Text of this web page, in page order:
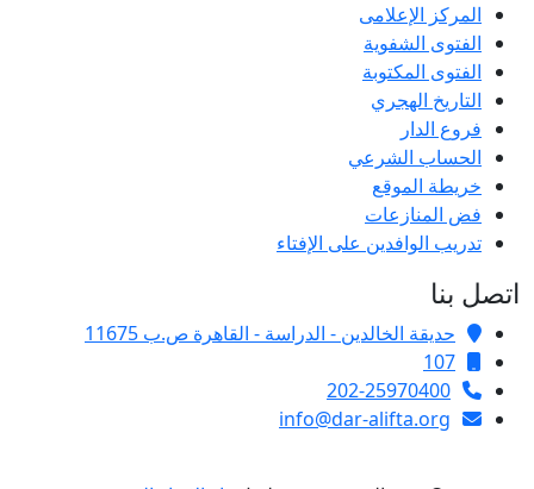
المركز الإعلامى
الفتوى الشفوية
الفتوى المكتوبة
التاريخ الهجري
فروع الدار
الحساب الشرعي
خريطة الموقع
فض المنازعات
تدريب الوافدين على الإفتاء
اتصل بنا
حديقة الخالدين - الدراسة - القاهرة ص.ب 11675
107
202-25970400
info@dar-alifta.org